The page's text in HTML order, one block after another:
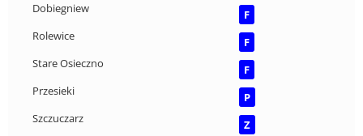
Dobiegniew
F
Rolewice
F
Stare Osieczno
F
Przesieki
P
Szczuczarz
Z